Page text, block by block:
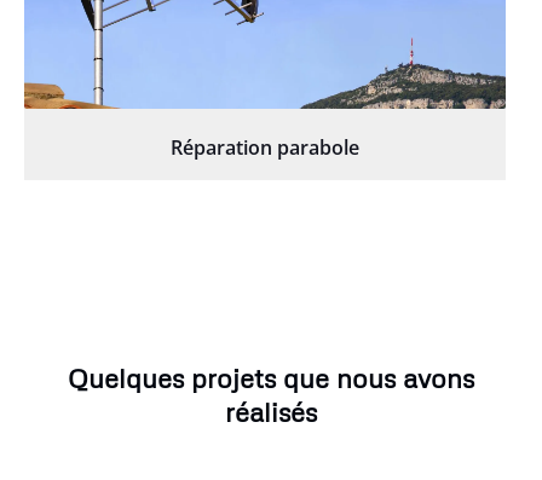
Réparation parabole
Quelques projets que nous avons
réalisés